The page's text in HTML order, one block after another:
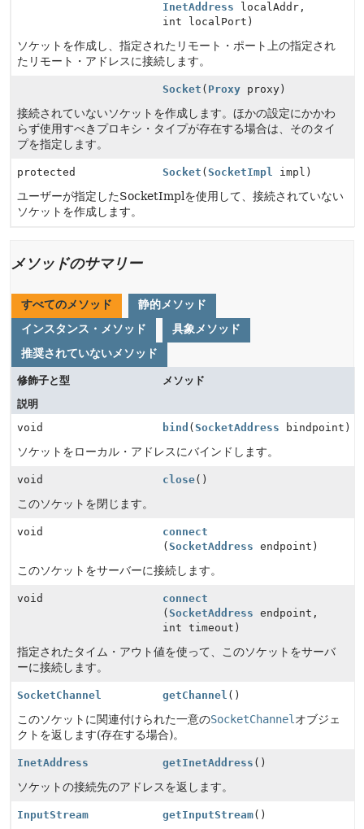
InetAddress localAddr,
int localPort)
ソケットを作成し、指定されたリモート・ポート上の指定され
たリモート・アドレスに接続します。
Socket ( Proxy proxy)
接続されていないソケットを作成します。ほかの設定にかかわ
らず使用すべきプロキシ・タイプが存在する場合は、そのタイ
プを指定します。
protected Socket (SocketImpl impl)
ユーザーが指定したSocketImplを使用して、接続されていない
ソケットを作成します。
メソッドのサマリー
すべてのメソッド
静的メソッド
インスタンス・メソッド
具象メソッド
推奨されていないメソッド
修飾子と型
メソッド
説明
void
bind (SocketAddress bindpoint)
ソケットをローカル・アドレスにバインドします。
void close()
このソケットを閉じます。
void
connect
(SocketAddress endpoint)
このソケットをサーバーに接続します。
void
connect
(SocketAddress endpoint,
int timeout)
指定されたタイム・アウト値を使って、このソケットをサーバ
ーに接続します。
SocketChannel getChannel ()
このソケットに関連付けられた一意のSocketChannel オブジェ
クトを返します(存在する場合)。
InetAddress getInetAddress ()
ソケットの接続先のアドレスを返します。
InputStream getInputStream()